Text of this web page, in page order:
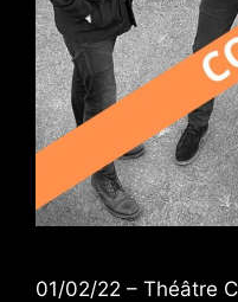
01/02/22 – Théâtre